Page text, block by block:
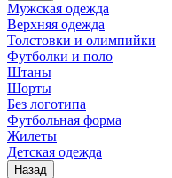
Мужская одежда
Верхняя одежда
Толстовки и олимпийки
Футболки и поло
Штаны
Шорты
Без логотипа
Футбольная форма
Жилеты
Детская одежда
Назад